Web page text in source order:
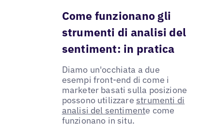
Come funzionano gli
strumenti di analisi del
sentiment: in pratica
Diamo un'occhiata a due
esempi front-end di come i
marketer basati sulla posizione
possono utilizzare strumenti di
analisi del sentimente come
funzionano in situ.